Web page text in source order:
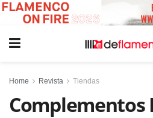
Home Revista Tiendas
Complementos